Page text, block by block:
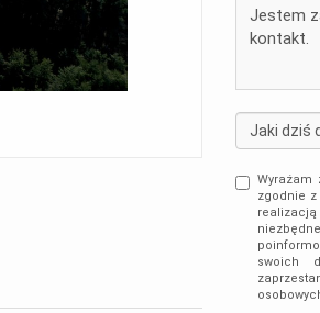
Wyrażam
zgodnie
swoich